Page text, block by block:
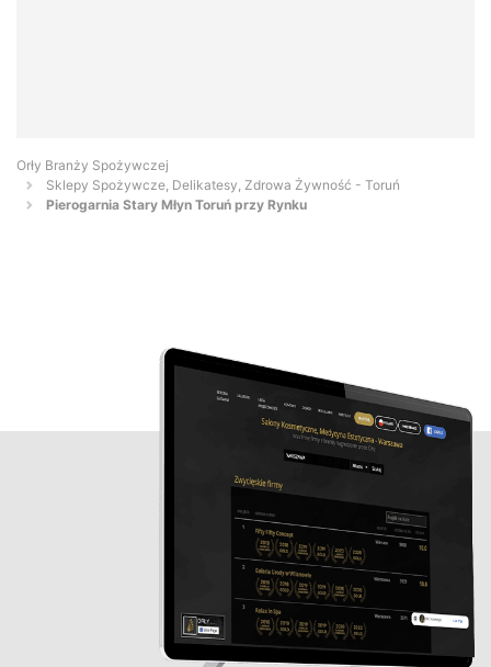
Orły Branży Spożywczej
Sklepy Spożywcze, Delikatesy, Zdrowa Żywność - Toruń
Pierogarnia Stary Młyn Toruń przy Rynku